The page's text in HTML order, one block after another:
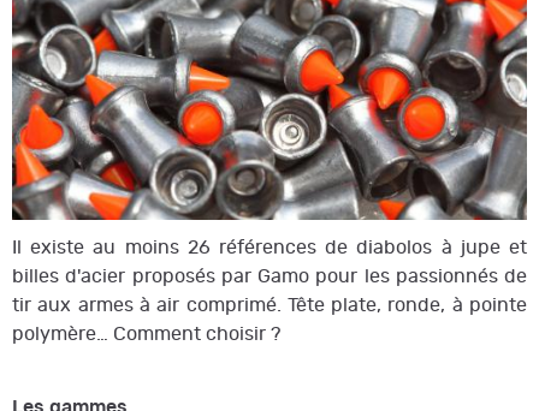
Il existe au moins 26 références de diabolos à jupe et
billes d'acier proposés par Gamo pour les passionnés de
tir aux armes à air comprimé. Tête plate, ronde, à pointe
polymère… Comment choisir ?